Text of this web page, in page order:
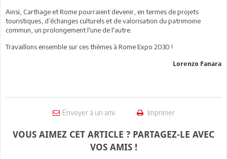
Ainsi, Carthage et Rome pourraient devenir, en termes de projets
touristiques, d’échanges culturels et de valorisation du patrimoine
commun, un prolongement l'une de l'autre.
Travaillons ensemble sur ces thèmes à Rome Expo 2030 !
Lorenzo Fanara
Envoyer à un ami Imprimer
VOUS AIMEZ CET ARTICLE ? PARTAGEZ-LE AVEC
VOS AMIS !